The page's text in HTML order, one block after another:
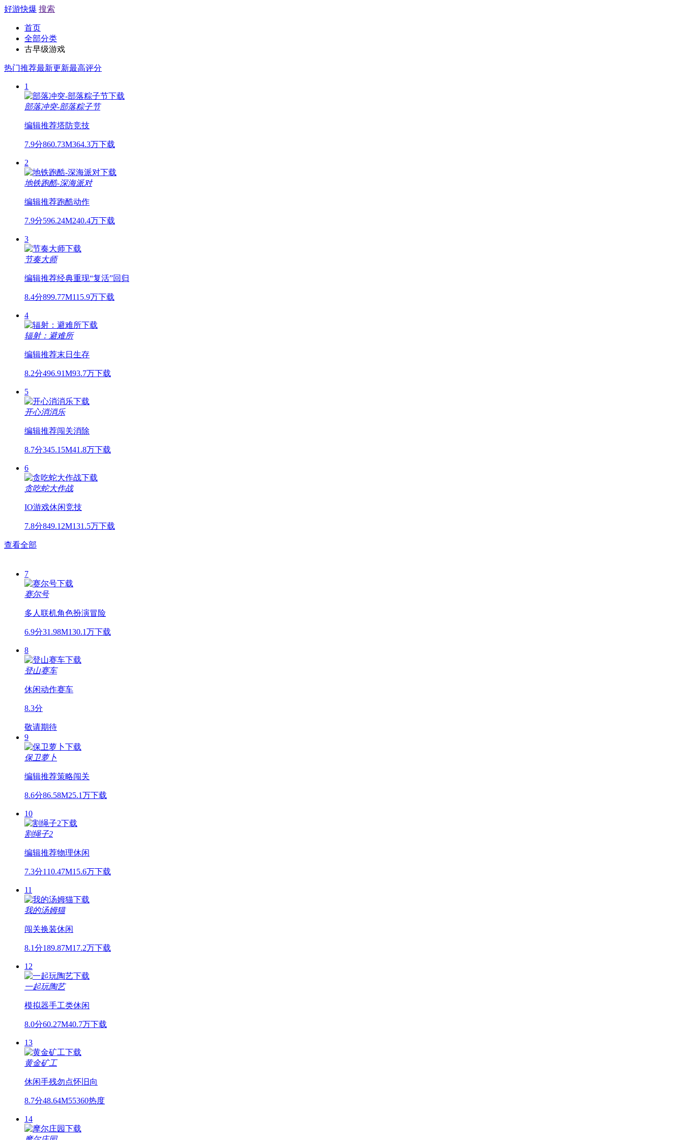
好游快爆 搜索
首页
全部分类
古早级游戏
热门推荐最新更新最高评分
1
部落冲突-部落粽子节
编辑推荐塔防竞技
7.9分860.73M364.3万下载
2
地铁跑酷-深海派对
编辑推荐跑酷动作
7.9分596.24M240.4万下载
3
节奏大师
编辑推荐经典重现“复活”回归
8.4分899.77M115.9万下载
4
辐射：避难所
编辑推荐末日 生存
8.2分496.91M93.7万下载
5
开心消消乐
编辑推荐闯关消除
8.7分345.15M41.8万下载
6
贪吃蛇大作战
IO游戏休闲竞技
7.8分849.12M131.5万下载
查看全部
7
赛尔号
多人联机角色扮演冒险
6.9分31.98M130.1万下载
8
登山赛车
休闲动作赛车
8.3分
敬请期待
9
保卫萝卜
编辑推荐策略闯关
8.6分86.58M25.1万下载
10
割绳子2
编辑推荐物理休闲
7.3分110.47M15.6万下载
11
我的汤姆猫
闯关换装休闲
8.1分189.87M17.2万下载
12
一起玩陶艺
模拟器手工类休闲
8.0分60.27M40.7万下载
13
黄金矿工
休闲手残勿点怀旧向
8.7分48.64M55360热度
14